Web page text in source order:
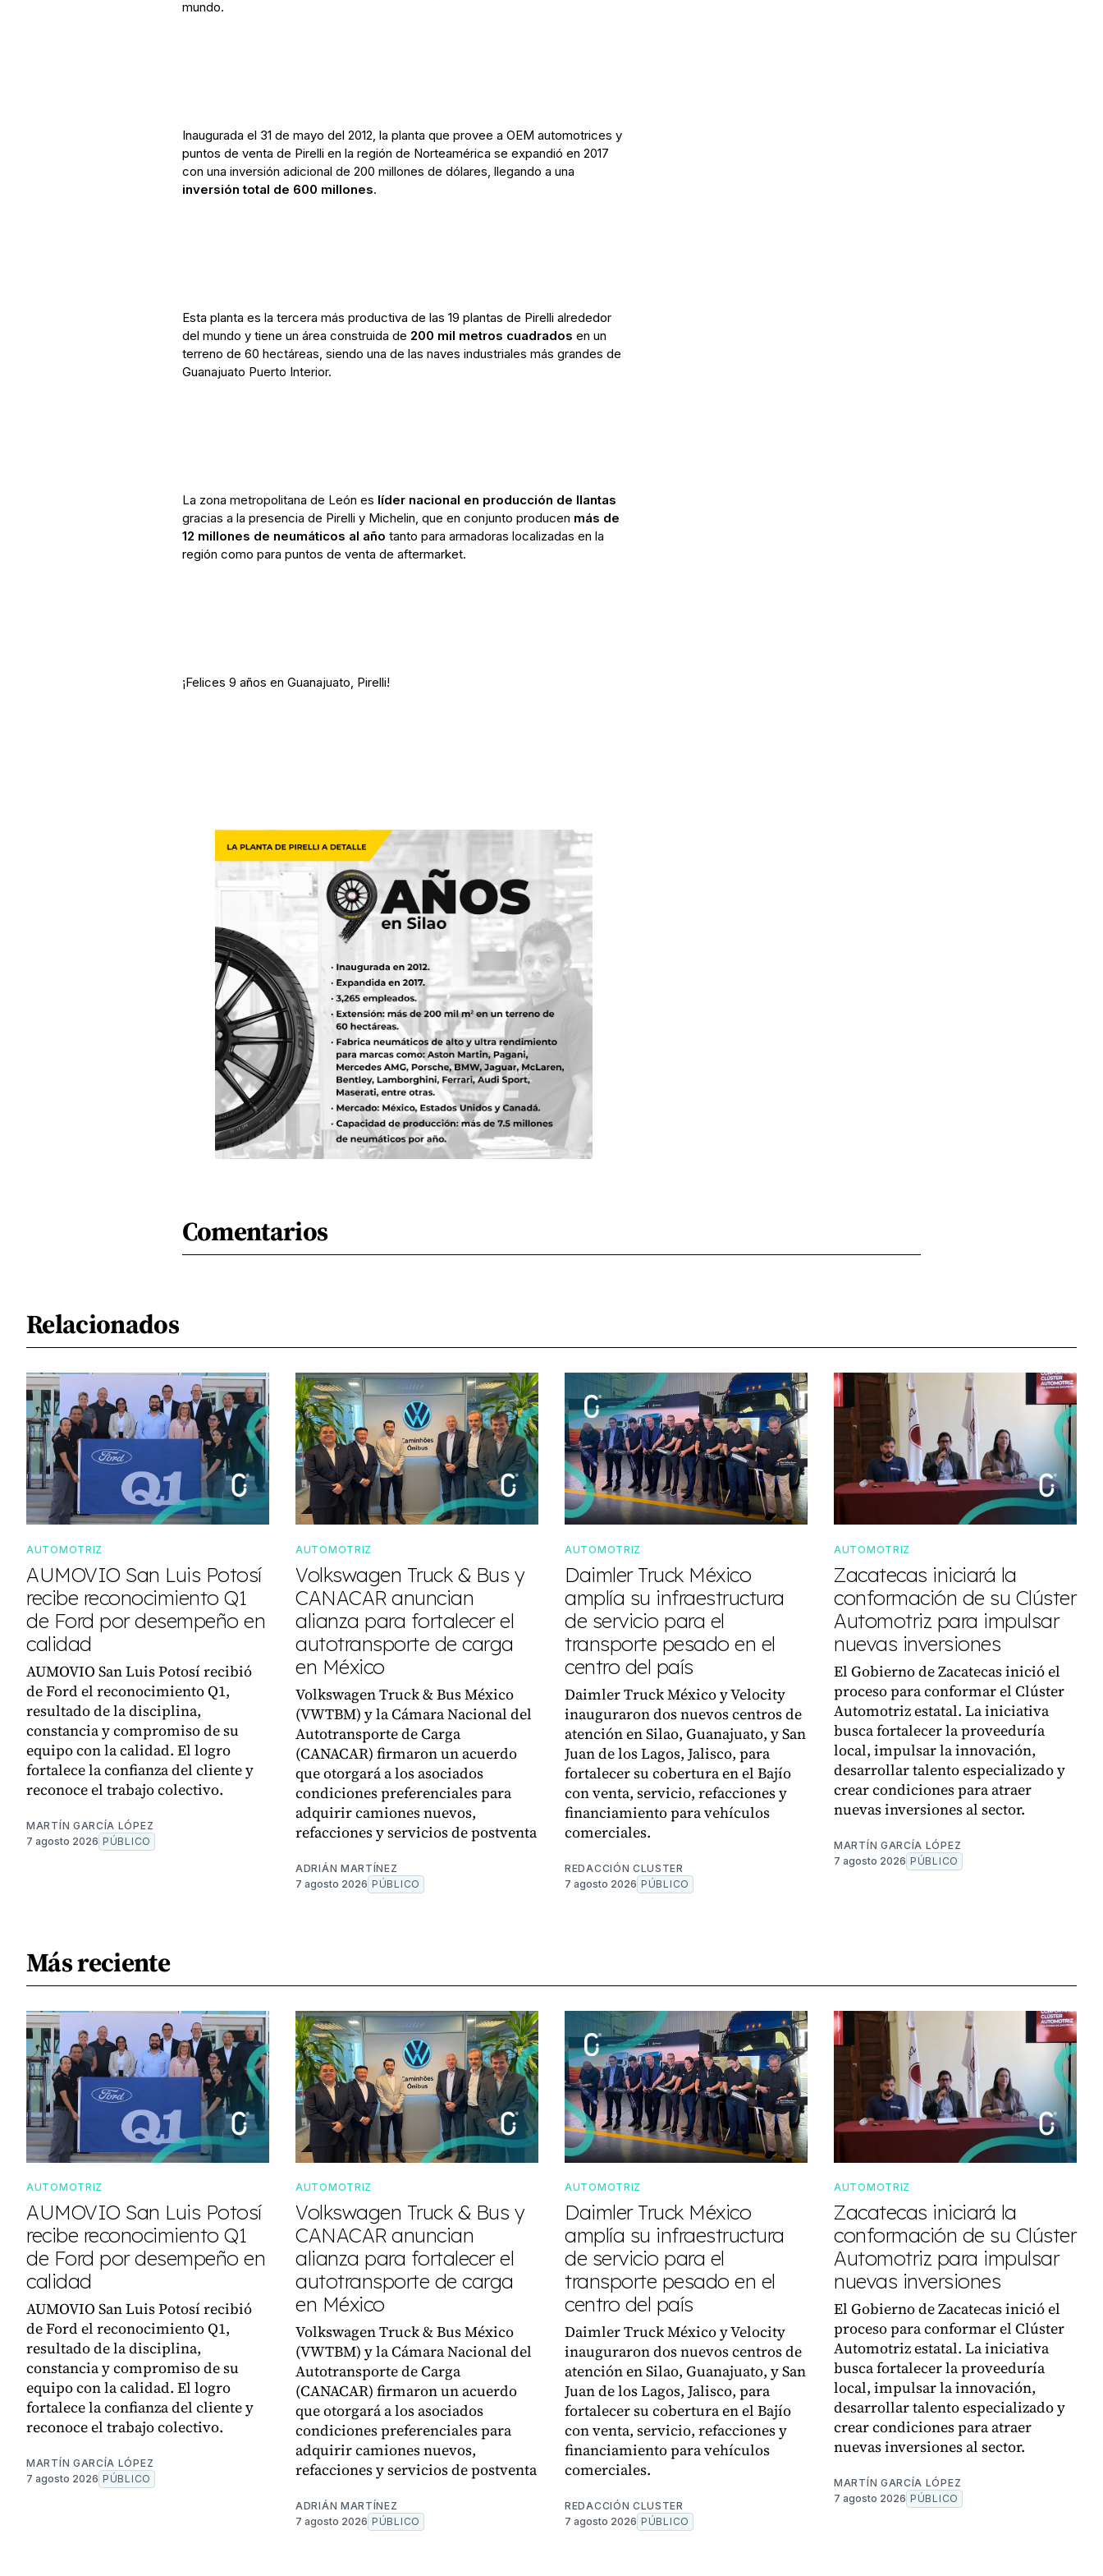
mundo.
Inaugurada el 31 de mayo del 2012, la planta que provee a OEM automotrices y
puntos de venta de Pirelli en la región de Norteamérica se expandió en 2017
con una inversión adicional de 200 millones de dólares, llegando a una
inversión total de 600 millones.
Esta planta es la tercera más productiva de las 19 plantas de Pirelli alrededor
del mundo y tiene un área construida de 200 mil metros cuadrados en un
terreno de 60 hectáreas, siendo una de las naves industriales más grandes de
Guanajuato Puerto Interior.
La zona metropolitana de León es líder nacional en producción de llantas
gracias a la presencia de Pirelli y Michelin, que en conjunto producen más de
12 millones de neumáticos al año tanto para armadoras localizadas en la
región como para puntos de venta de aftermarket.
¡Felices 9 años en Guanajuato, Pirelli!
Comentarios
Relacionados
AUTOMOTRIZ
AUMOVIO San Luis Potosí
recibe reconocimiento Q1
de Ford por desempeño en
calidad
AUMOVIO San Luis Potosí recibió
de Ford el reconocimiento Q1,
resultado de la disciplina,
constancia y compromiso de su
equipo con la calidad. El logro
fortalece la confianza del cliente y
reconoce el trabajo colectivo.
MARTÍN GARCÍA LÓPEZ
7 agosto 2026 PÚBLICO
AUTOMOTRIZ
Volkswagen Truck & Bus y
CANACAR anuncian
alianza para fortalecer el
autotransporte de carga
en México
Volkswagen Truck & Bus México
(VWTBM) y la Cámara Nacional del
Autotransporte de Carga
(CANACAR) firmaron un acuerdo
que otorgará a los asociados
condiciones preferenciales para
adquirir camiones nuevos,
refacciones y servicios de postventa
ADRIÁN MARTÍNEZ
7 agosto 2026 PÚBLICO
AUTOMOTRIZ
Daimler Truck México
amplía su infraestructura
de servicio para el
transporte pesado en el
centro del país
Daimler Truck México y Velocity
inauguraron dos nuevos centros de
atención en Silao, Guanajuato, y San
Juan de los Lagos, Jalisco, para
fortalecer su cobertura en el Bajío
con venta, servicio, refacciones y
financiamiento para vehículos
comerciales.
REDACCIÓN CLUSTER
7 agosto 2026 PÚBLICO
AUTOMOTRIZ
Zacatecas iniciará la
conformación de su Clúster
Automotriz para impulsar
nuevas inversiones
El Gobierno de Zacatecas inició el
proceso para conformar el Clúster
Automotriz estatal. La iniciativa
busca fortalecer la proveeduría
local, impulsar la innovación,
desarrollar talento especializado y
crear condiciones para atraer
nuevas inversiones al sector.
MARTÍN GARCÍA LÓPEZ
7 agosto 2026 PÚBLICO
Más reciente
AUTOMOTRIZ
AUMOVIO San Luis Potosí
recibe reconocimiento Q1
de Ford por desempeño en
calidad
AUMOVIO San Luis Potosí recibió
de Ford el reconocimiento Q1,
resultado de la disciplina,
constancia y compromiso de su
equipo con la calidad. El logro
fortalece la confianza del cliente y
reconoce el trabajo colectivo.
MARTÍN GARCÍA LÓPEZ
7 agosto 2026 PÚBLICO
AUTOMOTRIZ
Volkswagen Truck & Bus y
CANACAR anuncian
alianza para fortalecer el
autotransporte de carga
en México
Volkswagen Truck & Bus México
(VWTBM) y la Cámara Nacional del
Autotransporte de Carga
(CANACAR) firmaron un acuerdo
que otorgará a los asociados
condiciones preferenciales para
adquirir camiones nuevos,
refacciones y servicios de postventa
ADRIÁN MARTÍNEZ
7 agosto 2026 PÚBLICO
AUTOMOTRIZ
Daimler Truck México
amplía su infraestructura
de servicio para el
transporte pesado en el
centro del país
Daimler Truck México y Velocity
inauguraron dos nuevos centros de
atención en Silao, Guanajuato, y San
Juan de los Lagos, Jalisco, para
fortalecer su cobertura en el Bajío
con venta, servicio, refacciones y
financiamiento para vehículos
comerciales.
REDACCIÓN CLUSTER
7 agosto 2026 PÚBLICO
AUTOMOTRIZ
Zacatecas iniciará la
conformación de su Clúster
Automotriz para impulsar
nuevas inversiones
El Gobierno de Zacatecas inició el
proceso para conformar el Clúster
Automotriz estatal. La iniciativa
busca fortalecer la proveeduría
local, impulsar la innovación,
desarrollar talento especializado y
crear condiciones para atraer
nuevas inversiones al sector.
MARTÍN GARCÍA LÓPEZ
7 agosto 2026 PÚBLICO